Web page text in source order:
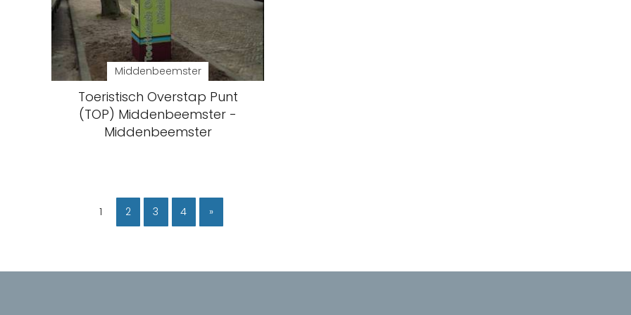
Middenbeemster
Toeristisch Overstap Punt
(TOP) Middenbeemster -
Middenbeemster
1 2 3 4 »